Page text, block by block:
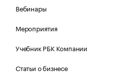
Вебинары
Мероприятия
Учебник РБК Компании
Статьи о бизнесе